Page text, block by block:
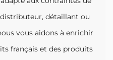
distributeur, détaillant ou
vous aidons à enrichir
français et des produits